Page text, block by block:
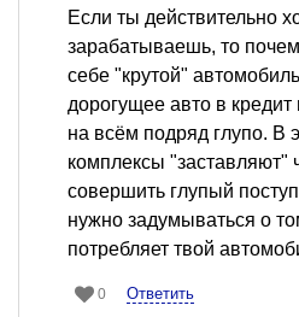
Если ты действительно
зарабатываешь, то
себе "крутой"
дорогущее авто в
на всём подряд глупо. В
комплексы "заставляют"
совершить глупый
нужно задумываться о
потребляет твой
0 Ответить